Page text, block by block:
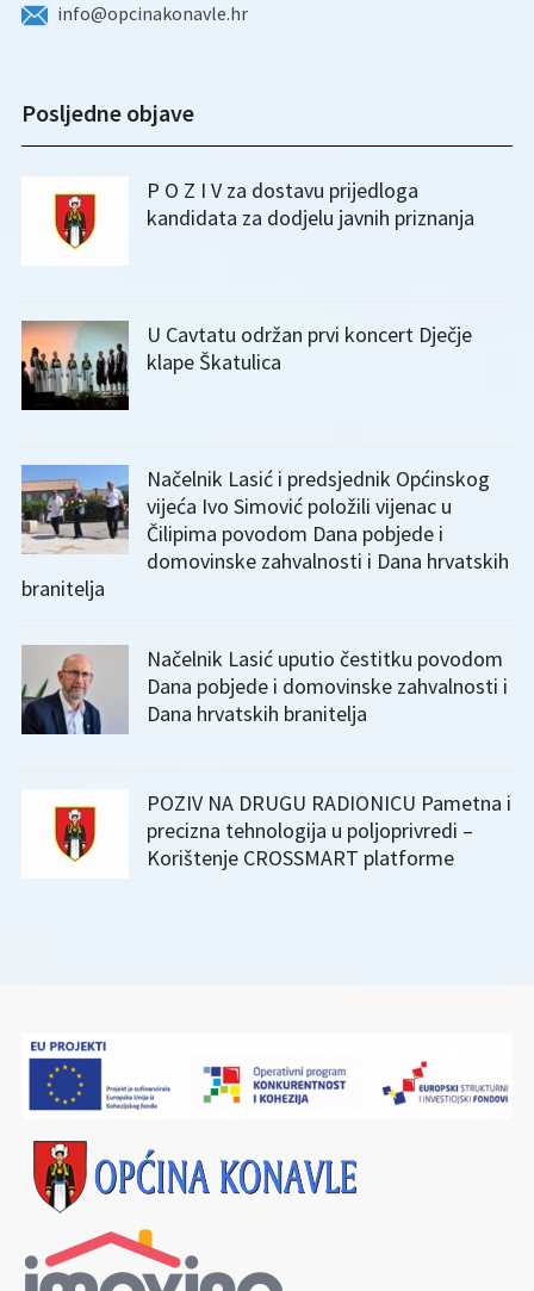
info@opcinakonavle.hr
Posljedne objave
P O Z I V za dostavu prijedloga
kandidata za dodjelu javnih priznanja
U Cavtatu održan prvi koncert Dječje
klape Škatulica
Načelnik Lasić i predsjednik Općinskog
vijeća Ivo Simović položili vijenac u
Čilipima povodom Dana pobjede i
domovinske zahvalnosti i Dana hrvatskih
branitelja
Načelnik Lasić uputio čestitku povodom
Dana pobjede i domovinske zahvalnosti i
Dana hrvatskih branitelja
POZIV NA DRUGU RADIONICU Pametna i
precizna tehnologija u poljoprivredi –
Korištenje CROSSMART platforme